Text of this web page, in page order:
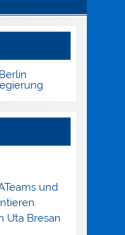
und
Uta Bresan